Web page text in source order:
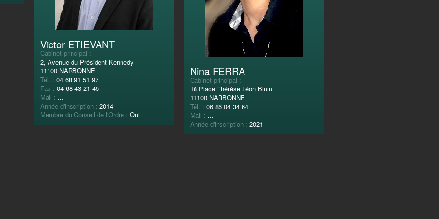
Victor ETIEVANT
Cabinet principal :
2, Avenue du Président Kennedy
11100 NARBONNE
Tél. : 04 68 91 51 97
Fax : 04 68 43 21 45
Mail : ...
Année d'inscription : 2014
Membre du Conseil de l'Ordre : Oui
Nina FERRA
Cabinet principal :
18 Place Thérèse Léon Blum
11100 NARBONNE
Tél. : 06 86 04 34 64
Mail : ...
Année d'inscription : 2021